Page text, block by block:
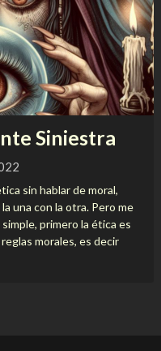
Siniestra
sin hablar de moral,
una con la otra. Pero me
primero la ética es
morales, es decir